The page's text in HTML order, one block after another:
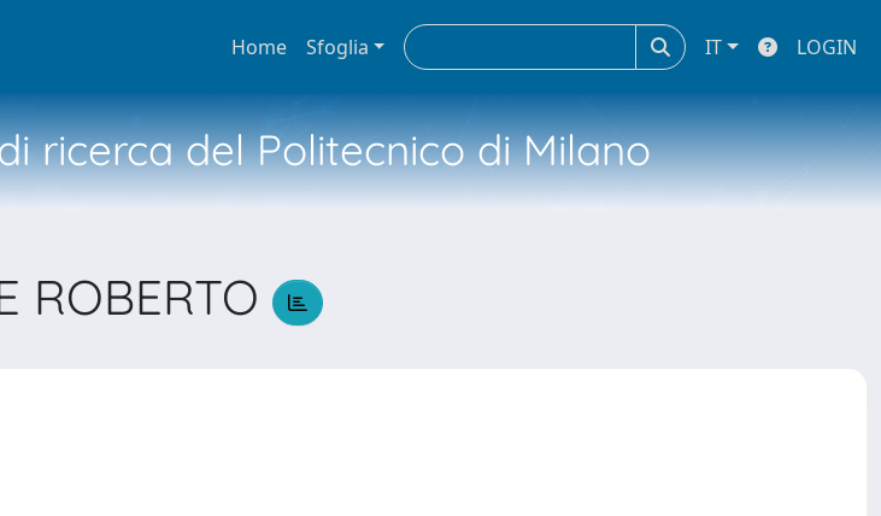
Home Sfoglia IT LOGIN
ricerca del Politecnico di Milano
ROBERTO